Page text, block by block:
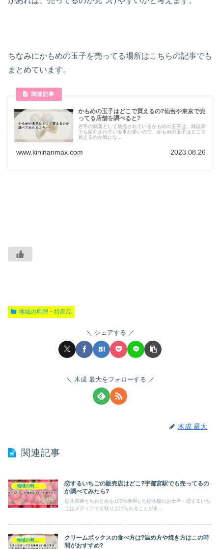
ちなみにかもめの玉子を売ってる場所はこちらの記事でも
まとめています。
かもめの玉子はどこで買えるの?仙台や東京で売
ってる店舗を調べると?
岩手の銘菓として発売されているかもめの玉子は、雑誌等
でも紹介されている事が多いので、かもめの玉子はどこで
買えるのか気にな...
www.kininarimax.com 2023.08.26
地域の料理・特産品
シェアする
木成 最大をフォローする
木成 最大
関連記事
地域の料理・特産品
恋するいちごの販売店はどこ?宇都宮駅でも売ってるの
か調べてみたら?
栃木県産とちおとめを100%使用した栃木県のお土産・恋するいち
ごはメディアでも取り上げられることが多...
地域の料理・特産品
クリームボックスの食べ方は?温め方や焼き方はこの時
間がおすすめ?